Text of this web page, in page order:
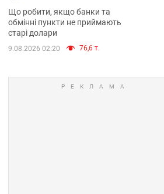
та банки такі купюри
Що робити, якщо банки та
обмінні пункти не приймають
старі долари
9.08.2026 02:20 76,6 т.